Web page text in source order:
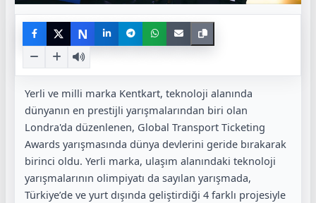
N
Yerli ve milli marka Kentkart, teknoloji alanında
dünyanın en prestijli yarışmalarından biri olan
Londra'da düzenlenen, Global Transport Ticketing
Awards yarışmasında dünya devlerini geride bırakarak
birinci oldu. Yerli marka, ulaşım alanındaki teknoloji
yarışmalarının olimpiyatı da sayılan yarışmada,
Türkiye’de ve yurt dışında geliştirdiği 4 farklı projesiyle